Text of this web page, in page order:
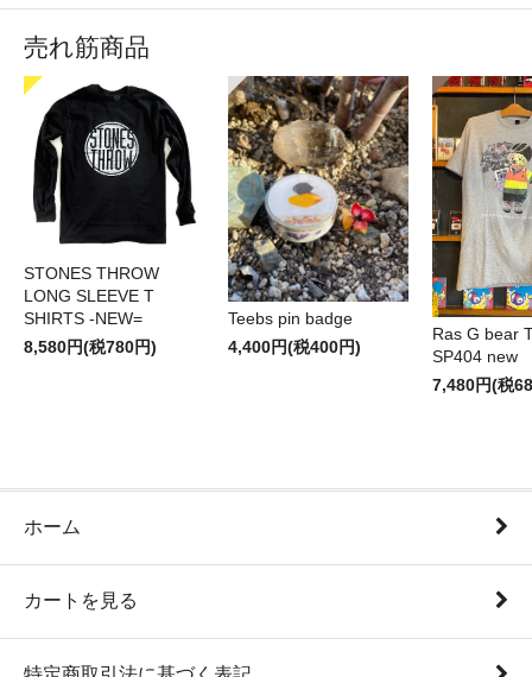
売れ筋商品
STONES THROW
LONG SLEEVE T
SHIRTS -NEW=
8,580円(税780円)
Teebs pin badge
4,400円(税400円)
Ras G bear
SP404 new
7,480円(税
ホーム
カートを見る